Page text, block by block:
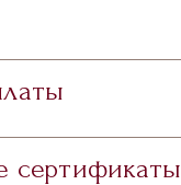
сертификаты